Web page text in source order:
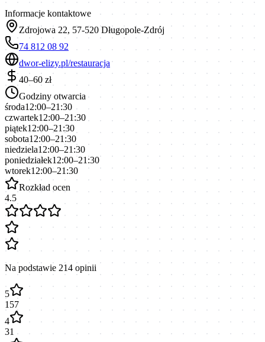
Informacje kontaktowe
Zdrojowa 22, 57-520 Długopole-Zdrój
74 812 08 92
dwor-elizy.pl/restauracja
40–60 zł
Godziny otwarcia
środa12:00–21:30
czwartek12:00–21:30
piątek12:00–21:30
sobota12:00–21:30
niedziela12:00–21:30
poniedziałek12:00–21:30
wtorek12:00–21:30
Rozkład ocen
4.5
Na podstawie 214 opinii
5
157
4
31